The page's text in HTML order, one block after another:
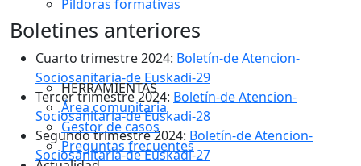
Píldoras formativas
HERRAMIENTAS
Área comunitaria
Gestor de casos
Preguntas frecuentes
Boletines anteriores
Cuarto trimestre 2024: Boletín-de Atencion-
Sociosanitaria-de Euskadi-29
Tercer trimestre 2024: Boletín-de Atencion-
Sociosanitaria-de Euskadi-28
Segundo trimestre 2024: Boletín-de Atencion-
Sociosanitaria-de Euskadi-27